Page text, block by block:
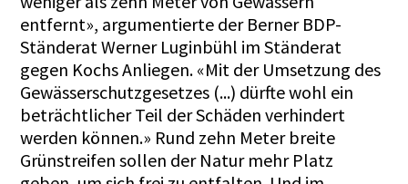
entfernt», argumentierte der Berner BDP-
Ständerat Werner Luginbühl im Ständerat
gegen Kochs Anliegen. «Mit der Umsetzung des
Gewässerschutzgesetzes (...) dürfte wohl ein
beträchtlicher Teil der Schäden verhindert
werden können.» Rund zehn Meter breite
Grünstreifen sollen der Natur mehr Platz